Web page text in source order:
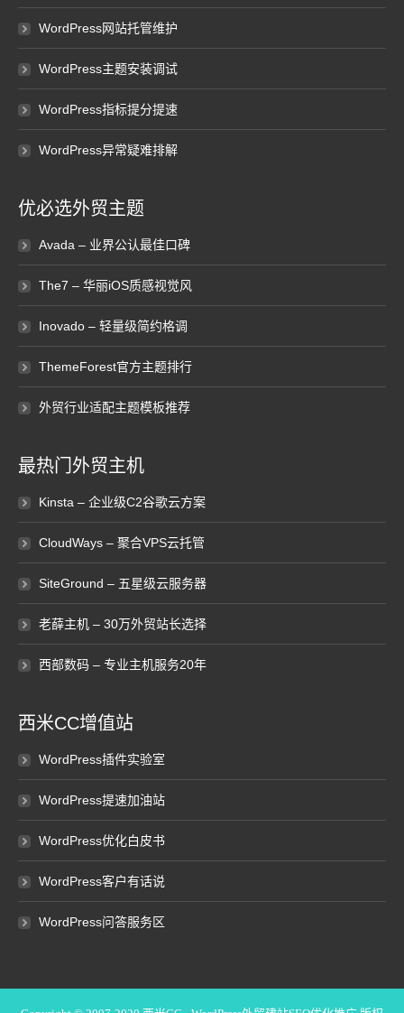
WordPress网站托管维护
WordPress主题安装调试
WordPress指标提分提速
WordPress异常疑难排解
优必选外贸主题
Avada – 业界公认最佳口碑
The7 – 华丽iOS质感视觉风
Inovado – 轻量级简约格调
ThemeForest官方主题排行
外贸行业适配主题模板推荐
最热门外贸主机
Kinsta – 企业级C2谷歌云方案
CloudWays – 聚合VPS云托管
SiteGround – 五星级云服务器
老薛主机 – 30万外贸站长选择
西部数码 – 专业主机服务20年
西米CC增值站
WordPress插件实验室
WordPress提速加油站
WordPress优化白皮书
WordPress客户有话说
WordPress问答服务区